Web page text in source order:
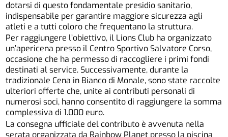
dotarsi di questo fondamentale presidio sanitario,
indispensabile per garantire maggiore sicurezza agli
atleti e a tutti coloro che frequentano la struttura.
Per raggiungere l’obiettivo, il Lions Club ha organizzato
un’apericena presso il Centro Sportivo Salvatore Corso,
occasione che ha permesso di raccogliere i primi fondi
destinati al service. Successivamente, durante la
tradizionale Cena in Bianco di Monale, sono state raccolte
ulteriori offerte che, unite ai contributi personali di
numerosi soci, hanno consentito di raggiungere la somma
complessiva di 1.000 euro.
La consegna ufficiale del contributo è avvenuta nella
serata organizzata da Rainbow Planet presso la piscina